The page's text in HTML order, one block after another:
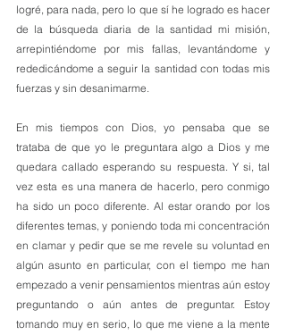
logré, para nada, pero lo que sí he logrado es hacer
de la búsqueda diaria de la santidad mi misión,
arrepintiéndome por mis fallas, levantándome y
rededicándome a seguir la santidad con todas mis
fuerzas y sin desanimarme.
En mis tiempos con Dios, yo pensaba que se
trataba de que yo le preguntara algo a Dios y me
quedara callado esperando su respuesta. Y si, tal
vez esta es una manera de hacerlo, pero conmigo
ha sido un poco diferente. Al estar orando por los
diferentes temas, y poniendo toda mi concentración
en clamar y pedir que se me revele su voluntad en
algún asunto en particular, con el tiempo me han
empezado a venir pensamientos mientras aún estoy
preguntando o aún antes de preguntar. Estoy
tomando muy en serio, lo que me viene a la mente